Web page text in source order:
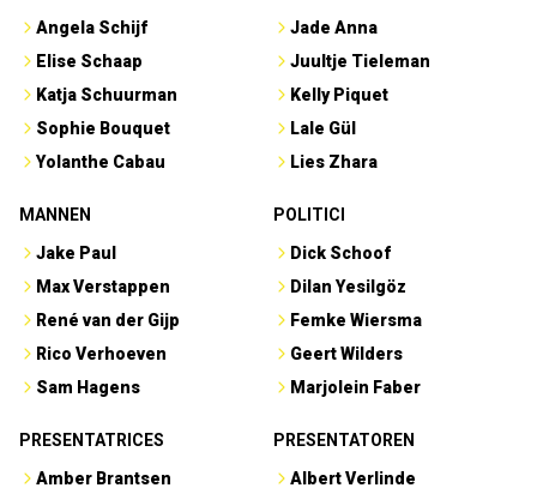
Angela Schijf
Elise Schaap
Katja Schuurman
Sophie Bouquet
Yolanthe Cabau
Jade Anna
Juultje Tieleman
Kelly Piquet
Lale Gül
Lies Zhara
MANNEN
Jake Paul
Max Verstappen
René van der Gijp
Rico Verhoeven
Sam Hagens
POLITICI
Dick Schoof
Dilan Yesilgöz
Femke Wiersma
Geert Wilders
Marjolein Faber
PRESENTATRICES
Amber Brantsen
PRESENTATOREN
Albert Verlinde